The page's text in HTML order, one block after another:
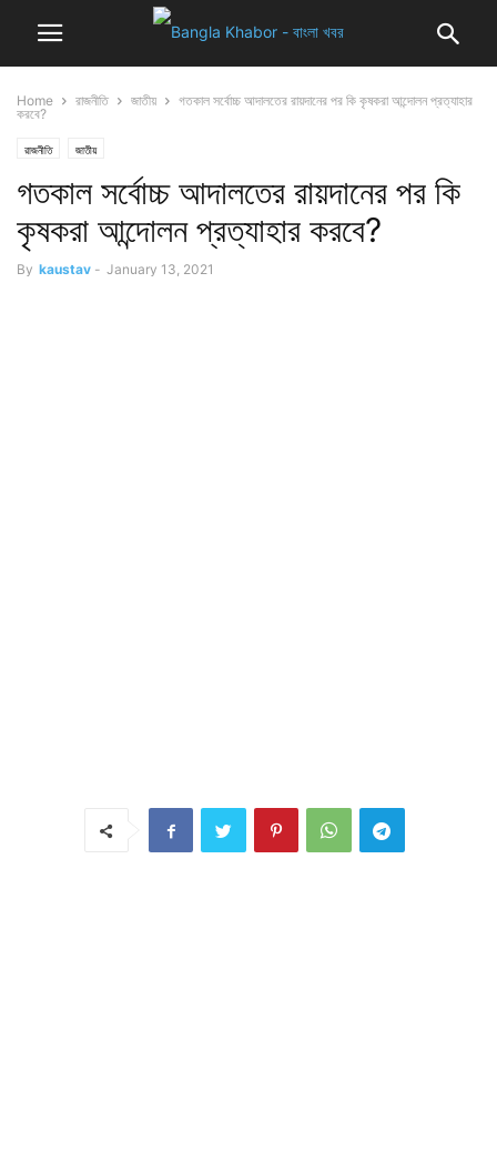
Home রাজনীতি জাতীয়
গতকাল সর্বোচ্চ আদালতের রায়দানের পর কি কৃষকরা আন্দোলন প্রত্যাহার
করবে?
রাজনীতি জাতীয়
গতকাল সর্বোচ্চ আদালতের রায়দানের পর কি
কৃষকরা আন্দোলন প্রত্যাহার করবে?
By kaustav - January 13, 2021